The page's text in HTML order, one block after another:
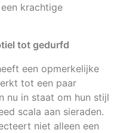
krachtige
tot gedurfd
een opmerkelijke
tot een paar
nu in staat om hun stijl
scala aan sieraden.
niet alleen een